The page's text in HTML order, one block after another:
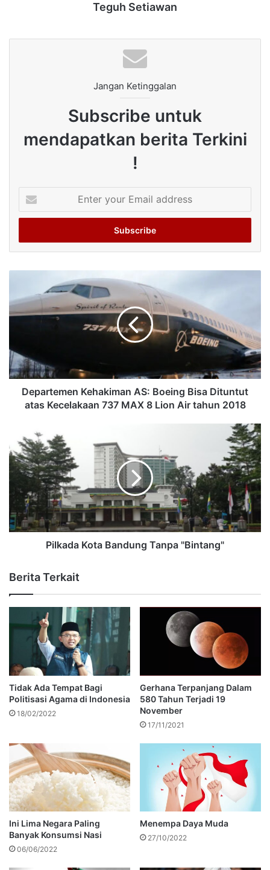
Teguh Setiawan
Jangan Ketinggalan
Subscribe untuk
mendapatkan berita Terkini
!
your
Email
Departemen Kehakiman AS: Boeing Bisa Dituntut
atas Kecelakaan 737 MAX 8 Lion Air tahun 2018
Pilkada Kota Bandung Tanpa "Bintang"
Berita Terkait
Tidak Ada Tempat Bagi
Politisasi Agama di Indonesia
18/02/2022
Gerhana Terpanjang Dalam
580 Tahun Terjadi 19
November
17/11/2021
Ini Lima Negara Paling
Banyak Konsumsi Nasi
06/06/2022
Menempa Daya Muda
27/10/2022